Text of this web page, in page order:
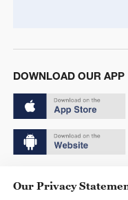
DOWNLOAD OUR APP
Our Privacy